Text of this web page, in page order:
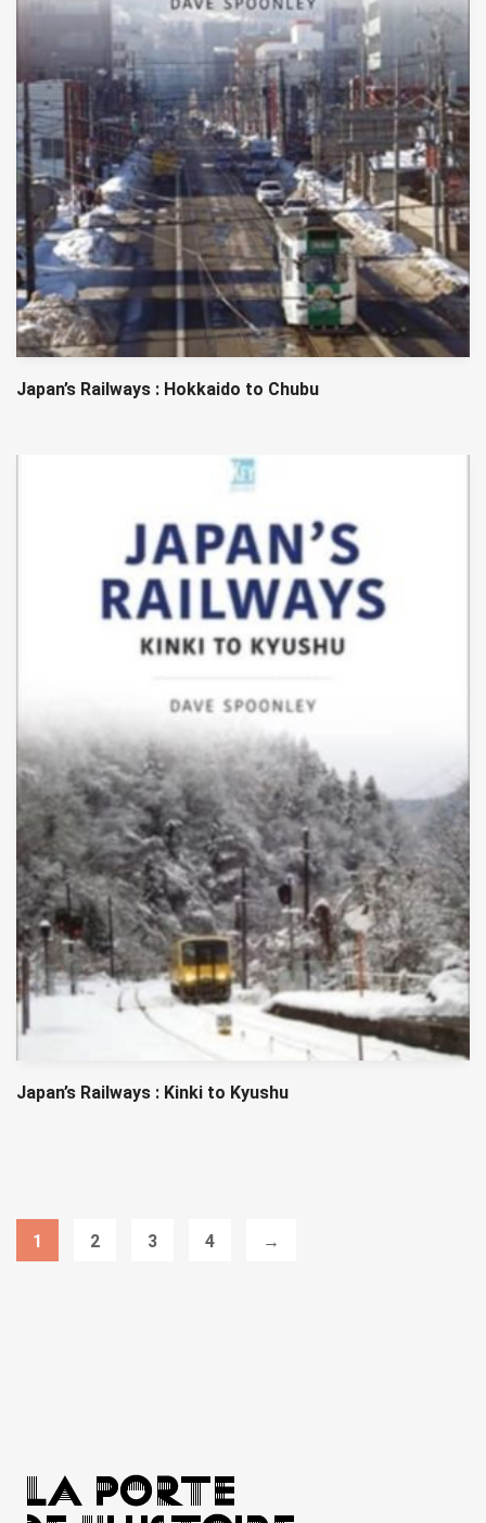
Japan’s Railways : Hokkaido to Chubu
Japan’s Railways : Kinki to Kyushu
1 2 3 4 →